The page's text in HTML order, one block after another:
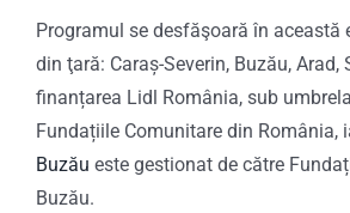
Programul se desfăşoară în această
din ţară: Caraș-Severin, Buzău, Arad,
finanțarea Lidl România, sub
Fundațiile Comunitare din România,
Buzău este gestionat de către
Buzău.